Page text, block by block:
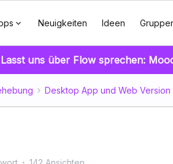
Neuigkeiten Ideen
Lasst uns über Flow sprechen:
Desktop App und Web Version